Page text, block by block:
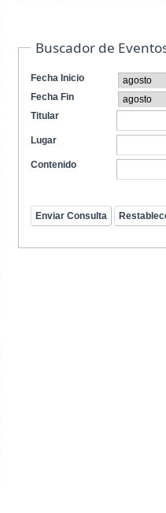
Buscador de
Fecha Inicio
Fecha Fin
Titular
Lugar
Contenido